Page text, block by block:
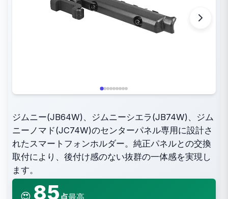
ジムニー(JB64W)、ジムニーシエラ(JB74W)、ジム
ニーノマド(JC74W)のセンターパネル専用に設計さ
れたスマートフォンホルダー。純正パネルとの交換
取付により、後付け感のない抜群の一体感を実現し
ます。
😍 85 点最高